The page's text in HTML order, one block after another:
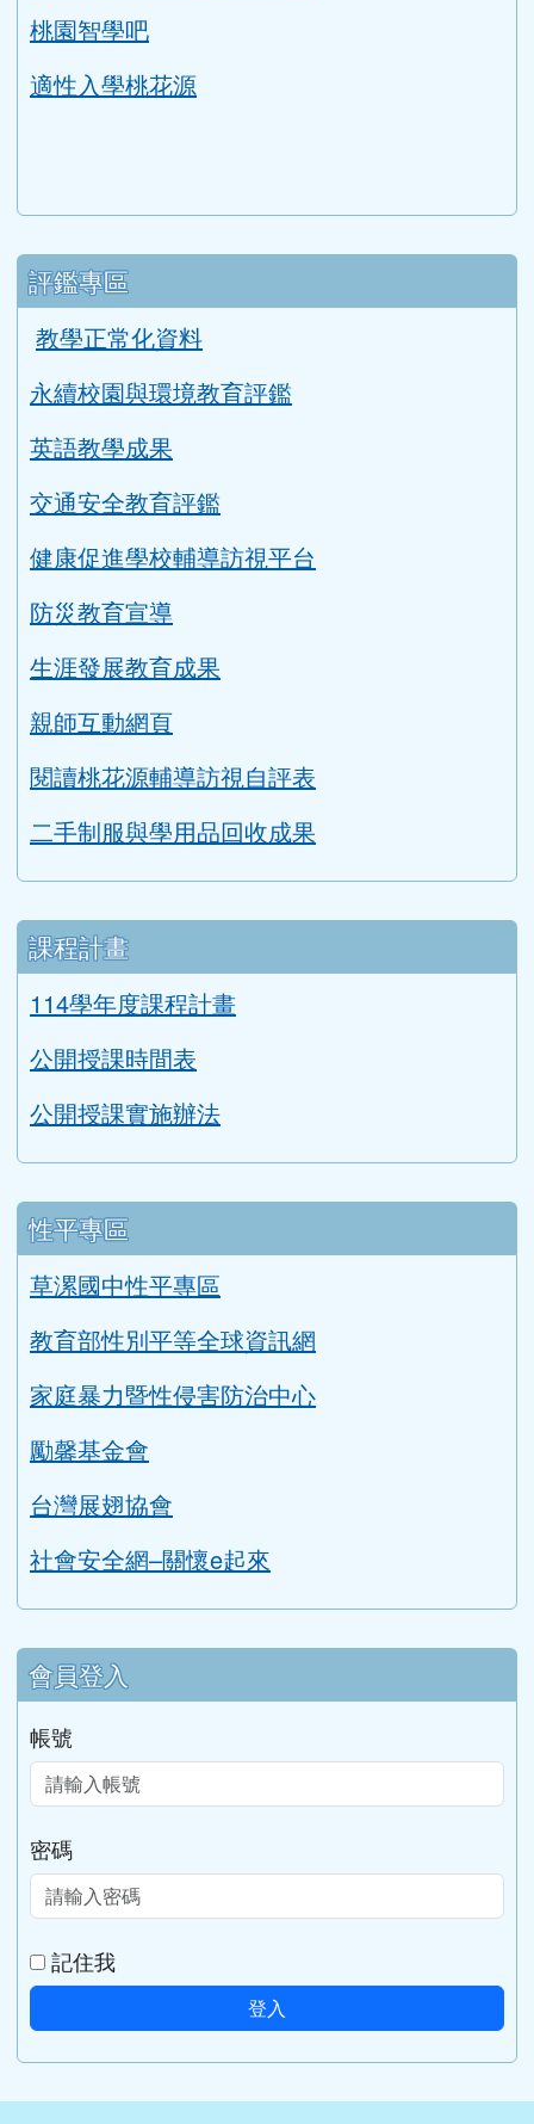
適性入學桃花源
教學正常化資料
永續校園與環境教育評鑑
英語教學成果
交通安全教育評鑑
健康促進學校輔導訪視平台
防災教育宣導
生涯發展教育成果
親師互動網頁
閱讀桃花源輔導訪視自評表
二手制服與學用品回收成果
114學年度課程計畫
公開授課時間表
公開授課實施辦法
草漯國中性平專區
教育部性別平等全球資訊網
家庭暴力暨性侵害防治中心
勵馨基金會
台灣展翅協會
社會安全網–關懷e起來
帳號
密碼
記住我
網站